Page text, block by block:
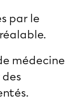
par le
médecine